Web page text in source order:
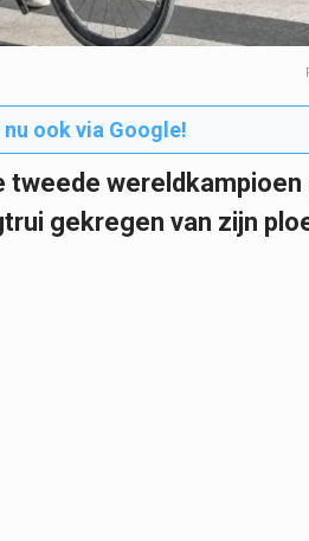
ook via Google!
wereldkampioen
gekregen van zijn